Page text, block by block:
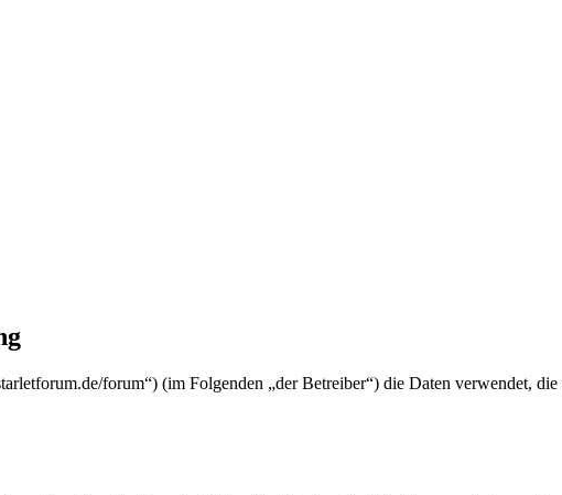
forum“) (im Folgenden „der Betreiber“) die Daten verwendet, die